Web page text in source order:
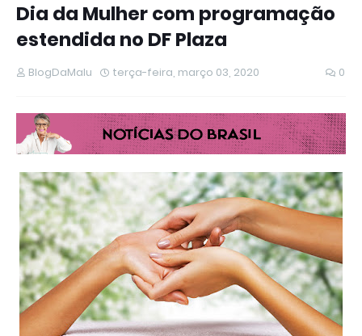
Dia da Mulher com programação
estendida no DF Plaza
BlogDaMalu terça-feira, março 03, 2020 0